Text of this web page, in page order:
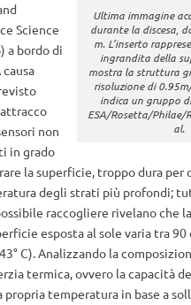
Ultima immagine
durante la discesa,
m. L’inserto
ingrandita della
mostra la struttura
risoluzione di
indica un gruppo
ESA/Rosetta/Philae/
al.
Science
) a bordo di
causa
non
in grado
la superficie, troppo dura
degli strati più profondi;
raccogliere rivelano che
esposta al sole varia tra 90
C). Analizzando la
termica, ovvero la capacità
propria temperatura in base a